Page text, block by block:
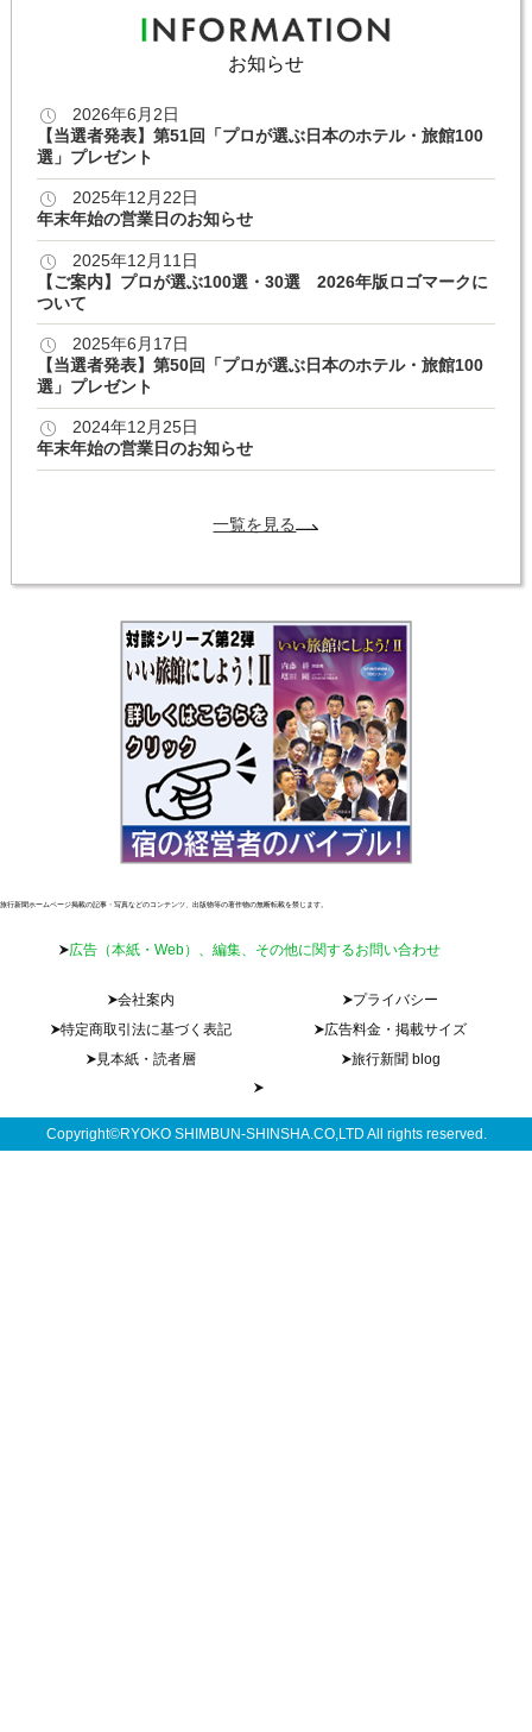
お知らせ
2026年6月2日
【当選者発表】第51回「プロが選ぶ日本のホテル・旅館100
選」プレゼント
2025年12月22日
年末年始の営業日のお知らせ
2025年12月11日
【ご案内】プロが選ぶ100選・30選 2026年版ロゴマークに
ついて
2025年6月17日
【当選者発表】第50回「プロが選ぶ日本のホテル・旅館100
選」プレゼント
2024年12月25日
年末年始の営業日のお知らせ
一覧を見る
旅行新聞ホームページ掲載の記事・写真などのコンテンツ、出版物等の著作物の無断転載を禁じます。
広告（本紙・Web）、編集、その他に関するお問い合わせ
会社案内
プライバシー
特定商取引法に基づく表記
広告料金・掲載サイズ
見本紙・読者層
旅行新聞 blog
Copyright©RYOKO SHIMBUN-SHINSHA.CO,LTD All rights reserved.